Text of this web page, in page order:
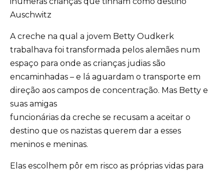
Auschwitz
A creche na qual a jovem Betty Oudkerk
trabalhava foi transformada pelos alemães num
espaço para onde as crianças judias são
encaminhadas – e lá aguardam o transporte em
direção aos campos de concentração. Mas Betty e
suas amigas
funcionárias da creche se recusam a aceitar o
destino que os nazistas querem dar a esses
meninos e meninas.
Elas escolhem pôr em risco as próprias vidas para